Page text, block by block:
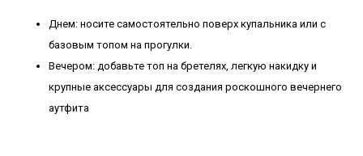
Днем: носите самостоятельно поверх купальника или с
базовым топом на прогулки.
Вечером: добавьте топ на бретелях, легкую накидку и
крупные аксессуары для создания роскошного вечернего
аутфита